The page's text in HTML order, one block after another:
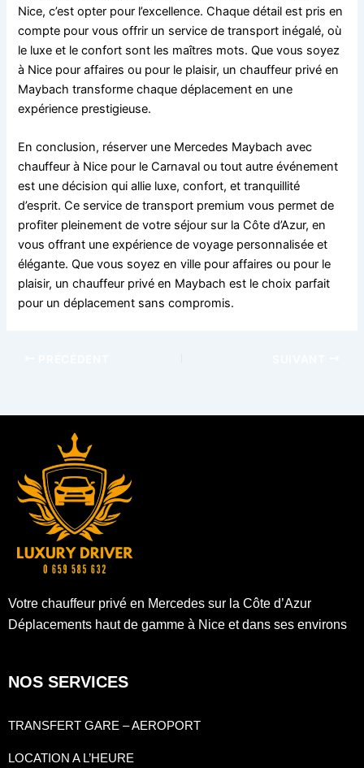
Nice, c’est opter pour l’excellence. Chaque détail est pris en
compte pour vous offrir un service de transport inégalé, où
le luxe et le confort sont les maîtres mots. Que vous soyez
à Nice pour affaires ou pour le plaisir, un chauffeur privé en
Maybach transforme chaque déplacement en une
expérience prestigieuse.
En conclusion, réserver une Mercedes Maybach avec
chauffeur à Nice pour le Carnaval ou tout autre événement
est une décision qui allie luxe, confort, et tranquillité
d’esprit. Ce service de transport premium vous permet de
profiter pleinement de votre séjour sur la Côte d’Azur, en
vous offrant une expérience de voyage personnalisée et
élégante. Que vous soyez en ville pour affaires ou pour le
plaisir, un chauffeur privé en Maybach est le choix parfait
pour un déplacement sans compromis.
Votre chauffeur privé en Mercedes sur la Côte d’Azur
Déplacements haut de gamme à Nice et dans ses environs
NOS SERVICES
TRANSFERT GARE – AEROPORT
LOCATION A L’HEURE